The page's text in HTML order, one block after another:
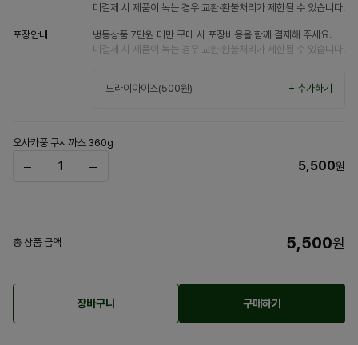
미결제 시 제품이 녹는 경우 교환·환불처리가 제한될 수 있습니다.
포장안내
냉동상품 7만원 미만 구매 시 포장비용을 함께 결제해 주세요.
미결제 시 제품이 녹는 경우 교환·환불처리가 제한될 수 있습니다.
드라이아이스(500원) + 추가하기
오사카풍 쿠시까스 360g
5,500원
총 상품 금액 5,500원
장바구니 구매하기